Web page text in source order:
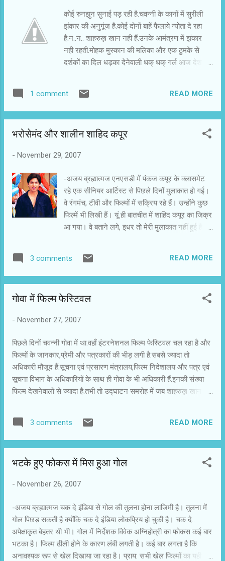
जयदीप साहनी ने उन्हें ऐसी स्क्रिप्ट दी है कि माधुरी फिल्म
में पूरी तरह फिट बैठती हैं। 35 पार कर चुके दर्शक अपनी
धक धक गर्ल पर फिर से सम्मोहित हो सकते हैं। नई उम्र
के दर्शक देख सकते हैं कि नृत्य केवल स्टेप्स या ऐरोबिक
नहीं होता, उसमें भाव होता है, भंगिमा भी होती है। माधुरी
कोई रुनझुन सुनाई पड़ रही है.चवन्नी के कानों में सुरीली
झंकार की अनुगूंज है.कोई दोनों बाहें फैलाये न्योता दे रहा
है.न..न.. शाहरुख़ खान नही हैं.उनके आमंत्रण में झंकार
नही रहती.मोहक मुस्कान की मलिका और एक ठुमके से
दर्शकों का दिल धड़का देनेवाली धक् धक् गर्ल आज देश भर
कि आप माधुरी के न्योते को स्वीकार करें.लगभग पांच सालों
के बाद हिन्दी सिनेमा के रुपहले परदे पर जल्वाफ्रोश हो रही
हीरोइनों का अंदाज बदल गया है और सारी की सारी हीरोइनें
निराला अंदाज पसंद आना चाहिए।माधुरी की आजा नचले
किसी भी सूरत में बचाना चाहती है.हिन्दी फिल्मों में
उम्रदराज हीरोइनों के लिए जगह नहीं होती.अमिताभ बच्चन
के पहले हीरो के लिए भी नही होती थी.अमिताभ बच्चन के
लिए केन्द्रीय किरदार लिखे गए.शाबान आज़मी के लिए
गॉडमदर लिखी गयी थी.जाया बच्चन हजार चौरासिवें की माँ
1 comment READ MORE
भरोसेमंद और शालीन शाहिद कपूर
- November 29, 2007
-अजय ब्रह्मात्मज एनएसडी में पंकज कपूर के क्लासमेट
रहे एक सीनियर आर्टिस्ट से पिछले दिनों मुलाकात हो गई।
वे रंगमंच, टीवी और फिल्मों में सक्रिय रहे हैं। उन्होंने कुछ
फिल्में भी लिखी हैं। यूं ही बातचीत में शाहिद कपूर का जिक्र
आ गया। वे बताने लगे, इधर तो मेरी मुलाकात नहीं हुई है
नहीं की थी कि वह इतने संतुलित स्वभाव का भी होगा!
दरअसल.., बातचीत में करीना कपूर का प्रसंग आ गया था।
बात यही रही कि दोनों में से किसी ने भी एक-दूसरे पर
प्रेमी बकबकाने लगते हैं। दुर्भाग्य से अगर वे सेलिब्रिटी हों,
हैं। इस प्रसंग में सामाजिक और पारंपरिक सोच के
मुताबिक शाहिद कपूर की हार मानी जा रही थी। कहा यह
जाता है कि प्रेम कहानियों में लड़की जिसके पास जाती है,
वही हीरो होता है। हालांकि यह पर्दे पर ही नहीं, पर्दे के आगे-
पीछे का भी सच है। बहरहाल, शाहिद कपूर ...
3 comments READ MORE
गोवा में फिल्म फेस्टिवल
- November 27, 2007
पिछले दिनों चवन्नी गोवा में था.वहाँ इंटरनेशनल फिल्म फेस्टिवल चल रहा है और
फिल्मों के जानकार,प्रेमी और पत्रकारों की भीड़ लगी है.सबसे ज्यादा तो
अधिकारी मौजूद हैं.सूचना एवं प्रसारण मंत्रालय,फिल्म निदेशालय और पत्र एवं
सूचना विभाग के अधिकारियों के साथ ही गोवा के भी अधिकारी हैं.इनकी संख्या
फिल्म देखनेवालों से ज्यादा है.तभी तो उद्घाटन समरोह में जब शाहरुख़ खान
लगता है कि ज्यादातर तो फोटो खींच और खिंचवा रहे होंगे। भारत में आयोजित
फिल्म फेस्टिवल को विदेशी फेस्टिवल की तरह ब्रांड बनने की कोशिश लंबे समय
से चल रही है.गोवा में फेस्टिवल के आयोजन को चार साल हो गए,लेकिन अभी
सरकारी हो जाता है कि तरकारी हो जाता है.सही ढंग से प्रचार भी नही किया
किया जाता है कि उसमें मजबूरन वे तौबा कर लेते हैं.इस बार भी जब तक शाहरुख़
निकले और इधर वे निकले। कायद...
3 comments READ MORE
भटके हुए फोकस में मिस हुआ गोल
- November 26, 2007
-अजय ब्रह्मात्मज चक दे इंडिया से गोल की तुलना होना लाजिमी है। तुलना में
गोल पिछड़ सकती है क्योंकि चक दे इंडिया लोकप्रिय हो चुकी है। चक दे..
अपेक्षाकृत बेहतर थी भी। गोल में निर्देशक विवेक अग्निहोत्री का फोकस कई बार
भटका है। फिल्म ढीली होने के कारण लंबी लगती है। कई बार लगता है कि
अनावश्यक रूप से खेल दिखाया जा रहा है। प्राय: सभी खेल फिल्मों का यही